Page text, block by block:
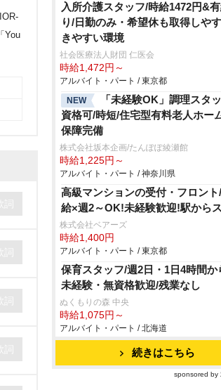
You
入所介護スタッフ/時給1472円&
り/日勤のみ・希望休も取得しや
きやすい環境
社会医療法人財団 仁医会
時給1,472円～
アルバイト・パート / 東京都
NEW
「未経験OK」調理スタ
資格可/時短/住宅型有料老人ホー
保障完備
株式会社坂本企画/たんぽぽ綾瀬館
時給1,225円～
アルバイト・パート / 神奈川県
高級マンションの受付・フロン
給×週2～OK!未経験歓迎!駅から
株式会社ベアーズ
時給1,400円
アルバイト・パート / 東京都
保育スタッフ/週2日・1日4時間か
未経験・無資格歓迎/残業なし
ぬくもりの森 中央
時給1,075円～
アルバイト・パート / 北海道
続きはこちら
sponsored by